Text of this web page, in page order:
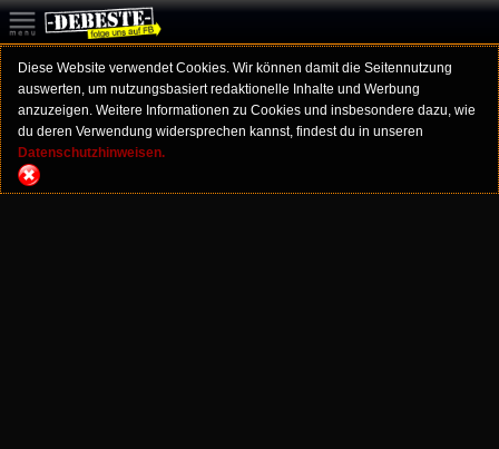
Diese Website verwendet Cookies. Wir können damit die Seitennutzung
auswerten, um nutzungsbasiert redaktionelle Inhalte und Werbung
anzuzeigen. Weitere Informationen zu Cookies und insbesondere dazu, wie
du deren Verwendung widersprechen kannst, findest du in unseren
Datenschutzhinweisen.